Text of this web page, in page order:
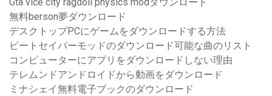
Gta vice city ragdoll physics modダウンロード
無料berson夢ダウンロード
デスクトップPCにゲームをダウンロードする方法
ビートセイバーモッドのダウンロード可能な曲のリスト
コンピューターにアプリをダウンロードしない理由
テレムンドアンドロイドから動画をダウンロード
ミナシェイ無料電子ブックのダウンロード